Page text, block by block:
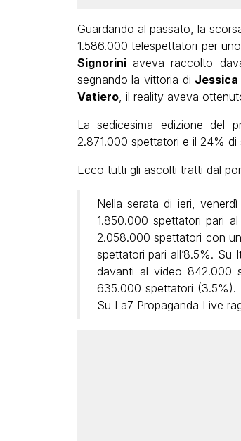
Guardando al passato, la
1.586.000 telespettatori per
Signoriniaveva raccolto
segnando la vittoria di
Vatiero, il reality aveva
La sedicesima edizione del
2.871.000 spettatori e il 24% di
Ecco tutti gli ascolti tratti dal
Nella serata di ieri,
1.850.000 spettatori pari
2.058.000 spettatori con
spettatori pari all’8.5%. Su
davanti al video 842.000
635.000 spettatori (3.5%).
Su La7 Propaganda Live